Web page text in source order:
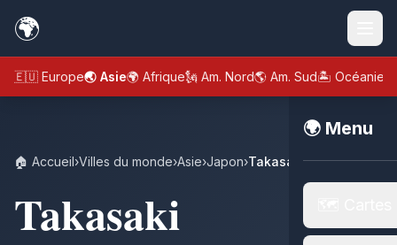
🌍
🇪🇺 Europe🌏 Asie🌍 Afrique🗽 Am. Nord🌎 Am. Sud🏝️ Océanie
🌍 Menu
🏠 Accueil›Villes du monde›Asie›Japon›Takasaki
Takasaki